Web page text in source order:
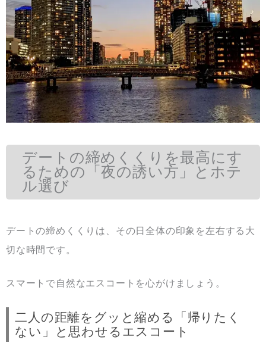
デートの締めくくりを最高にす
るための「夜の誘い方」とホテ
ル選び
デートの締めくくりは、その日全体の印象を左右する大
切な時間です。
スマートで自然なエスコートを心がけましょう。
二人の距離をグッと縮める「帰りたく
ない」と思わせるエスコート